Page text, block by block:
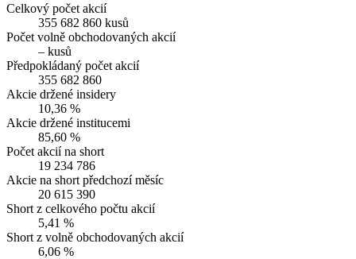
Celkový počet akcií
355 682 860 kusů
Počet volně obchodovaných akcií
– kusů
Předpokládaný počet akcií
355 682 860
Akcie držené insidery
10,36 %
Akcie držené institucemi
85,60 %
Počet akcií na short
19 234 786
Akcie na short předchozí měsíc
20 615 390
Short z celkového počtu akcií
5,41 %
Short z volně obchodovaných akcií
6,06 %